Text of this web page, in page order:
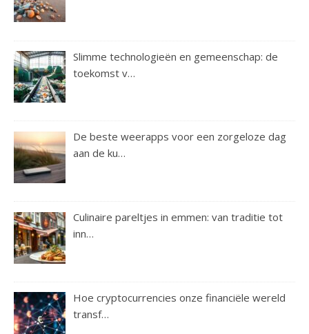
Slimme technologieën en gemeenschap: de
toekomst v…
De beste weerapps voor een zorgeloze dag
aan de ku…
Culinaire pareltjes in emmen: van traditie tot
inn…
Hoe cryptocurrencies onze financiële wereld
transf…